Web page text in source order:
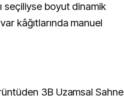
seçiliyse boyut dinamik
kâğıtlarında manuel
3B Uzamsal Sahne